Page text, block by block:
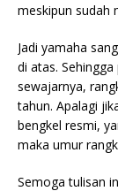
meskipun sudah
Jadi yamaha
di atas.
sewajarnya,
tahun. Apalagi
bengkel resmi,
maka umur
Semoga tulisan